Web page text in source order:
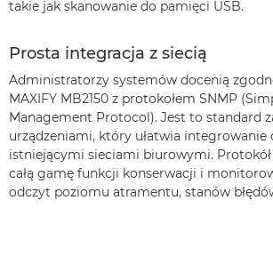
takie jak skanowanie do pamięci USB.
Prosta integracja z siecią
Administratorzy systemów docenią
MAXIFY MB2150 z protokołem SNMP
Management Protocol). Jest to standard
urządzeniami, który ułatwia integrowanie
istniejącymi sieciami biurowymi. Protokół
całą gamę funkcji konserwacji i
odczyt poziomu atramentu, stanów